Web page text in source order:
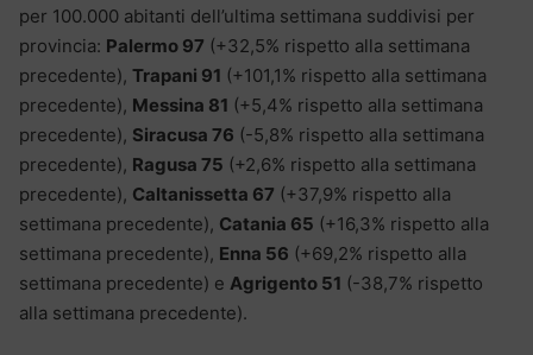
per 100.000 abitanti dell’ultima settimana suddivisi per
provincia: Palermo 97 (+32,5% rispetto alla settimana
precedente), Trapani 91 (+101,1% rispetto alla settimana
precedente), Messina 81 (+5,4% rispetto alla settimana
precedente), Siracusa 76 (-5,8% rispetto alla settimana
precedente), Ragusa 75 (+2,6% rispetto alla settimana
precedente), Caltanissetta 67 (+37,9% rispetto alla
settimana precedente), Catania 65 (+16,3% rispetto alla
settimana precedente), Enna 56 (+69,2% rispetto alla
settimana precedente) e Agrigento 51 (-38,7% rispetto
alla settimana precedente).